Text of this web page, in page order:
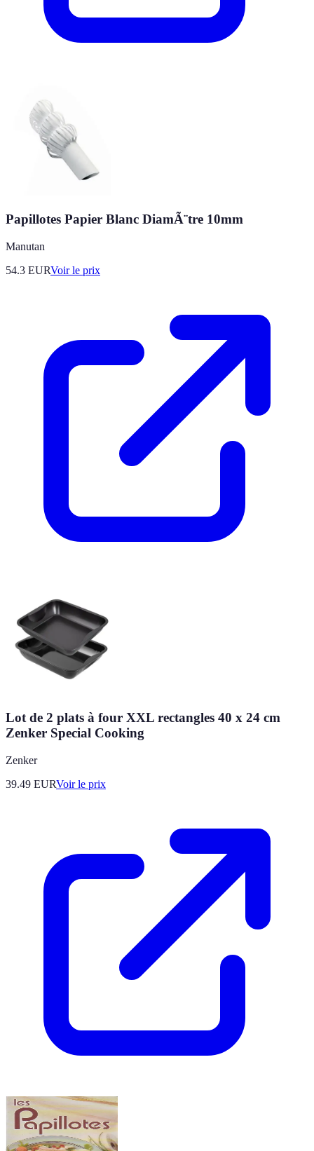
Papillotes Papier Blanc DiamÃ¨tre 10mm
Manutan
54.3 EURVoir le prix
Lot de 2 plats à four XXL rectangles 40 x 24 cm
Zenker Special Cooking
Zenker
39.49 EURVoir le prix